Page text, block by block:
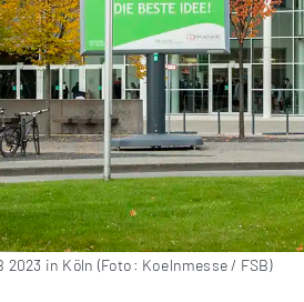
2023 in Köln (Foto: Koelnmesse / FSB)